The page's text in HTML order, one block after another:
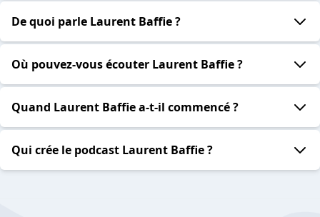
De quoi parle Laurent Baffie ?
Où pouvez-vous écouter Laurent Baffie ?
Quand Laurent Baffie a-t-il commencé ?
Qui crée le podcast Laurent Baffie ?